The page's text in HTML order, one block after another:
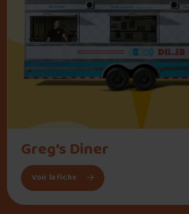
Greg’s Diner
Voir la fiche : Greg’s Diner